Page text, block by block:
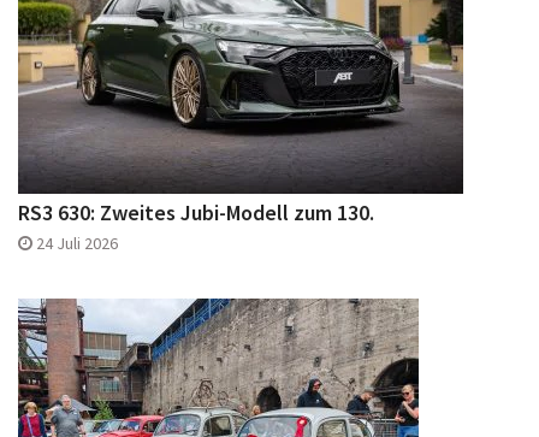
RS3 630: Zweites Jubi-Modell zum 130.
24 Juli 2026